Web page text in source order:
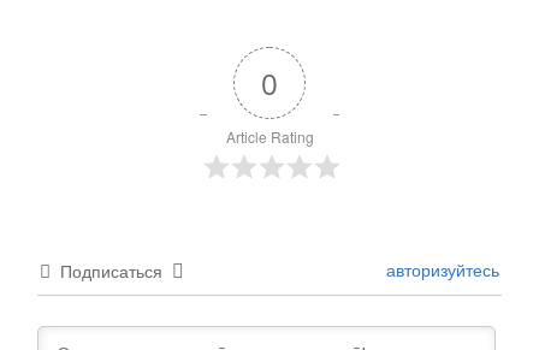
0
Article Rating
Подписаться авторизуйтесь